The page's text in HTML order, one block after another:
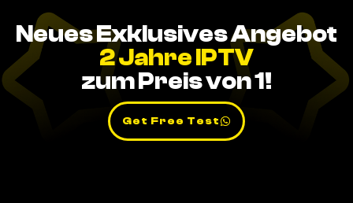
Neues Exklusives Angebot
2 Jahre IPTV
zum Preis von 1!
Get Free Test